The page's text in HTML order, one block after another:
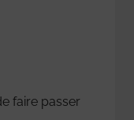
faire passer